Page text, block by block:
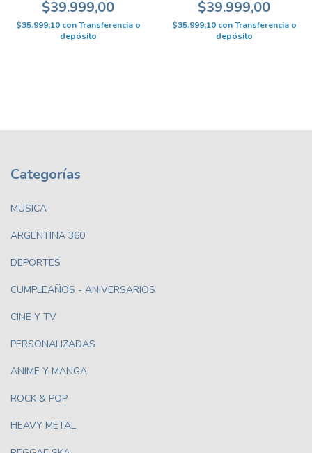
$39.999,00
$35.999,10 con Transferencia o
depósito
$39.999,00
$35.999,10 con Transferencia o
depósito
Categorías
MUSICA
ARGENTINA 360
DEPORTES
CUMPLEAÑOS - ANIVERSARIOS
CINE Y TV
PERSONALIZADAS
ANIME Y MANGA
ROCK & POP
HEAVY METAL